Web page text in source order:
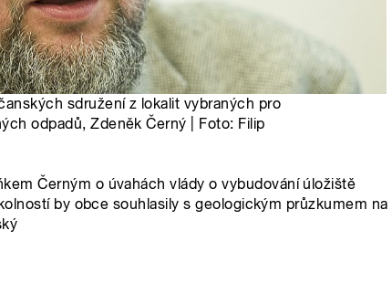
sdružení z lokalit vybraných pro
odpadů, Zdeněk Černý | Foto: Filip
Černým o úvahách vlády o vybudování úložiště
by obce souhlasily s geologickým průzkumem na